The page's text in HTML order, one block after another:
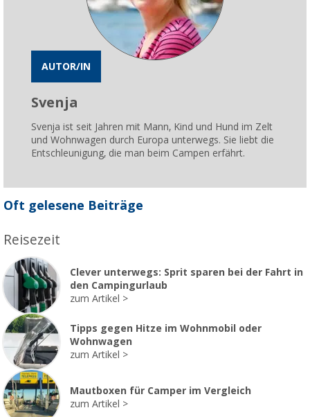
AUTOR/IN
Svenja
Svenja ist seit Jahren mit Mann, Kind und Hund im Zelt
und Wohnwagen durch Europa unterwegs. Sie liebt die
Entschleunigung, die man beim Campen erfährt.
Oft gelesene Beiträge
Reisezeit
Clever unterwegs: Sprit sparen bei der Fahrt in
den Campingurlaub
zum Artikel
Tipps gegen Hitze im Wohnmobil oder
Wohnwagen
zum Artikel
Mautboxen für Camper im Vergleich
zum Artikel